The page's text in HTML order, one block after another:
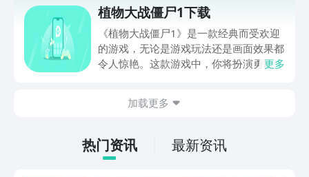
戏。
植物大战僵尸1下载
《植物大战僵尸1》是一款经典而受欢迎
的游戏，无论是游戏玩法还是画面效果都
令人惊艳。这款游戏中，你将扮演勇敢的
都有独特的能力和技能，你需要巧妙地运
1》不仅有刺激的关卡挑战，还有趣味十
足的迷你游戏等待着你的探索。而且，这
更多
加载更多
热门资讯 最新资讯